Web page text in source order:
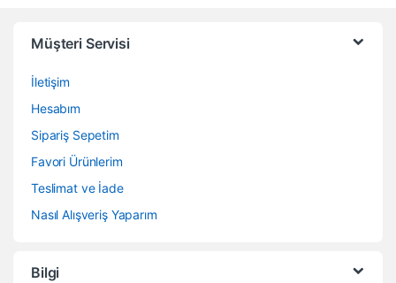
Müşteri Servisi
İletişim
Hesabım
Sipariş Sepetim
Favori Ürünlerim
Teslimat ve İade
Nasıl Alışveriş Yaparım
Bilgi